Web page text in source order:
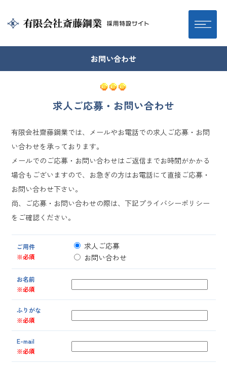
お問い合わせ
求人ご応募・お問い合わせ
有限会社齋藤鋼業では、メールやお電話での求人ご応募・お問
い合わせを承っております。
メールでのご応募・お問い合わせはご返信までお時間がかかる
場合もございますので、お急ぎの方はお電話にて直接ご応募・
お問い合わせ下さい。
尚、ご応募・お問い合わせの際は、下記プライバシーポリシー
をご確認ください。
ご用件
※必須
求人ご応募
お問い合わせ
お名前
※必須
ふりがな
※必須
E-mail
※必須